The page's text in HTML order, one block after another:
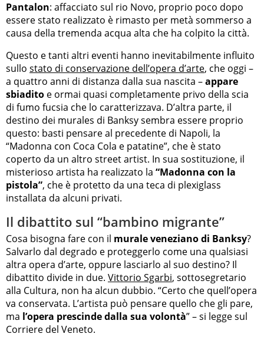
Pantalon: affacciato sul rio Novo, proprio poco dopo
essere stato realizzato è rimasto per metà sommerso a
causa della tremenda acqua alta che ha colpito la città.
Questo e tanti altri eventi hanno inevitabilmente influito
sullo stato di conservazione dell’opera d’arte, che oggi –
a quattro anni di distanza dalla sua nascita –appare
sbiadito e ormai quasi completamente privo della scia
di fumo fucsia che lo caratterizzava. D’altra parte, il
destino dei murales di Banksy sembra essere proprio
questo: basti pensare al precedente di Napoli, la
“Madonna con Coca Cola e patatine”, che è stato
coperto da un altro street artist. In sua sostituzione, il
misterioso artista ha realizzato la “Madonna con la
pistola”, che è protetto da una teca di plexiglass
installata da alcuni privati.
Il dibattito sul “bambino migrante”
Cosa bisogna fare con il murale veneziano di Banksy?
Salvarlo dal degrado e proteggerlo come una qualsiasi
altra opera d’arte, oppure lasciarlo al suo destino? Il
dibattito divide in due. Vittorio Sgarbi, sottosegretario
alla Cultura, non ha alcun dubbio. “Certo che quell’opera
va conservata. L’artista può pensare quello che gli pare,
ma l’opera prescinde dalla sua volontà” – si legge sul
Corriere del Veneto.